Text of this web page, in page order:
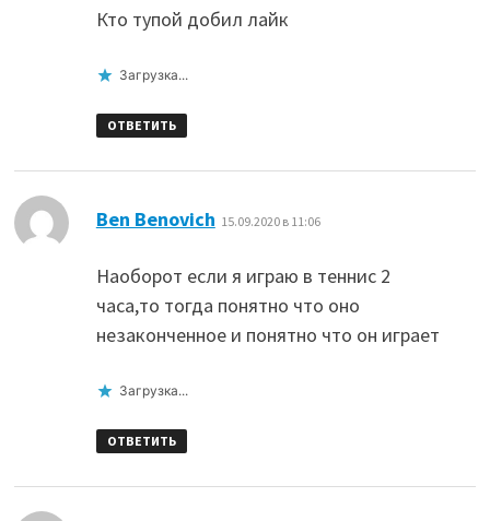
Кто тупой добил лайк
Загрузка...
ОТВЕТИТЬ
Ben Benovich 15.09.2020 в 11:06
Наоборот если я играю в теннис 2
часа,то тогда понятно что оно
незаконченное и понятно что он играет
Загрузка...
ОТВЕТИТЬ